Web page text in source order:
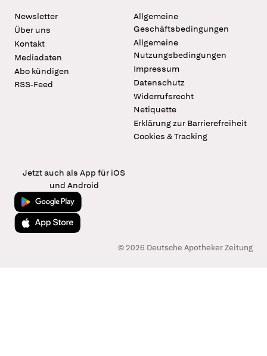
Newsletter
Über uns
Kontakt
Mediadaten
Abo kündigen
RSS-Feed
Allgemeine
Geschäftsbedingungen
Allgemeine
Nutzungsbedingungen
Impressum
Datenschutz
Widerrufsrecht
Netiquette
Erklärung zur Barrierefreiheit
Cookies & Tracking
Jetzt auch als App für iOS
und Android
Jetzt bei Google Play
Laden im App Store
© 2026 Deutsche Apotheker Zeitung